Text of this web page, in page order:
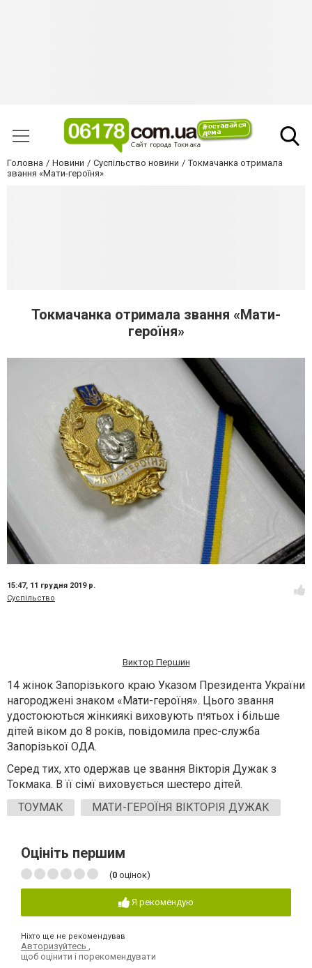
Головна Новини Суспільство новини
Токмачанка отримала
звання «Мати-героїня»
Токмачанка отримала звання «Мати-
героїня»
15:47, 11 грудня 2019 р.
Суспільство
Виктор Першин
14 жінок Запорізького краю Указом Президента України
нагороджені знаком «Мати-героїня». Цього звання
удостоюються жінкиякі виховують пיִятьох і більше
дітей віком до 8 років, повідомила прес-служба
Запорізької ОДА.
Серед тих, хто одержав це звання Вікторія Дужак з
Токмака. В її сімї виховується шестеро дітей.
ТОУМАК
МАТИ-ГЕРОЇНЯ ВІКТОРІЯ ДУЖАК
Оцініть першим
(0 оцінок)
Я рекомендую
Ніхто ще не рекомендував
Авторизуйтесь ,
щоб оцінити і порекомендувати